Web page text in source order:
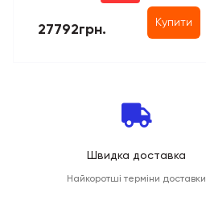
27792грн. Купити
Швидка доставка
Найкоротші терміни доставки